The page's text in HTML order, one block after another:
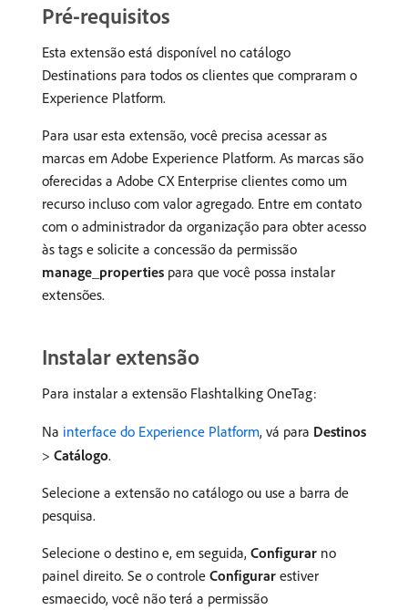
Pré-requisitos
Esta extensão está disponível no catálogo
Destinations para todos os clientes que compraram o
Experience Platform.
Para usar esta extensão, você precisa acessar as
marcas em Adobe Experience Platform. As marcas são
oferecidas a Adobe CX Enterprise clientes como um
recurso incluso com valor agregado. Entre em contato
com o administrador da organização para obter acesso
às tags e solicite a concessão da permissão
manage_properties para que você possa instalar
extensões.
Instalar extensão
Para instalar a extensão Flashtalking OneTag:
Na interface do Experience Platform, vá para Destinos
> Catálogo.
Selecione a extensão no catálogo ou use a barra de
pesquisa.
Selecione o destino e, em seguida, Configurar no
painel direito. Se o controle Configurar estiver
esmaecido, você não terá a permissão